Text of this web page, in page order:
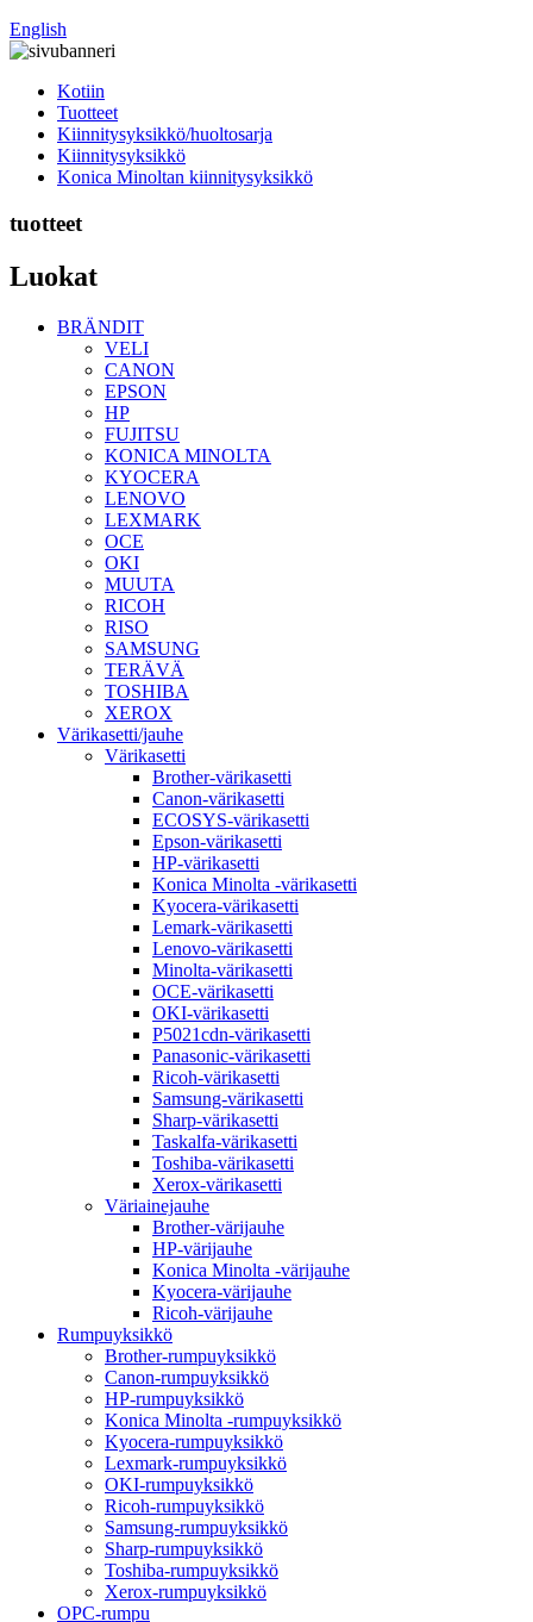
English
Kotiin
Tuotteet
Kiinnitysyksikkö/huoltosarja
Kiinnitysyksikkö
Konica Minoltan kiinnitysyksikkö
tuotteet
Luokat
BRÄNDIT
VELI
CANON
EPSON
HP
FUJITSU
KONICA MINOLTA
KYOCERA
LENOVO
LEXMARK
OCE
OKI
MUUTA
RICOH
RISO
SAMSUNG
TERÄVÄ
TOSHIBA
XEROX
Värikasetti/jauhe
Värikasetti
Brother-värikasetti
Canon-värikasetti
ECOSYS-värikasetti
Epson-värikasetti
HP-värikasetti
Konica Minolta -värikasetti
Kyocera-värikasetti
Lemark-värikasetti
Lenovo-värikasetti
Minolta-värikasetti
OCE-värikasetti
OKI-värikasetti
P5021cdn-värikasetti
Panasonic-värikasetti
Ricoh-värikasetti
Samsung-värikasetti
Sharp-värikasetti
Taskalfa-värikasetti
Toshiba-värikasetti
Xerox-värikasetti
Väriainejauhe
Brother-värijauhe
HP-värijauhe
Konica Minolta -värijauhe
Kyocera-värijauhe
Ricoh-värijauhe
Rumpuyksikkö
Brother-rumpuyksikkö
Canon-rumpuyksikkö
HP-rumpuyksikkö
Konica Minolta -rumpuyksikkö
Kyocera-rumpuyksikkö
Lexmark-rumpuyksikkö
OKI-rumpuyksikkö
Ricoh-rumpuyksikkö
Samsung-rumpuyksikkö
Sharp-rumpuyksikkö
Toshiba-rumpuyksikkö
Xerox-rumpuyksikkö
OPC-rumpu